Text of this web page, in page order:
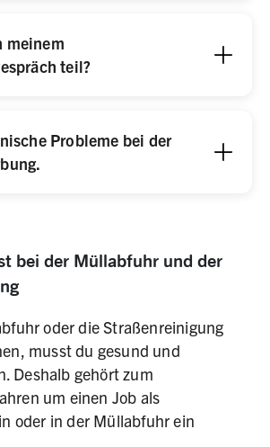
meinem
teil?
Probleme bei der
bei der Müllabfuhr und der
oder die Straßenreinigung
musst du gesund und
Deshalb gehört zum
um einen Job als
oder in der Müllabfuhr ein